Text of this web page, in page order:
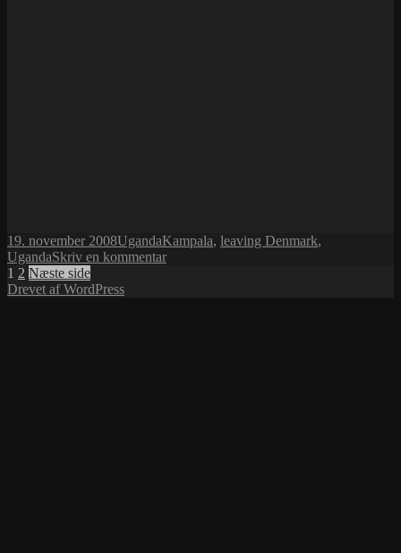
Udgivet
i
19. november 2008Kategorier
UgandaTags
Kampala, leaving Denmark,
UgandaSkriv en kommentartil
Indlægsinddeling
Side
1 Side
2 Næste side
Drevet af WordPress